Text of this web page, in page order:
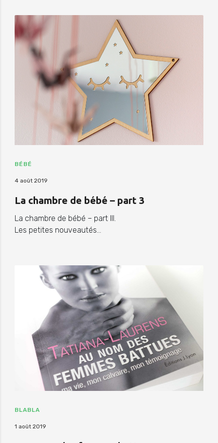
BÉBÉ
4 août 2019
La chambre de bébé – part 3
La chambre de bébé – part III.
Les petites nouveautés…
BLABLA
1 août 2019